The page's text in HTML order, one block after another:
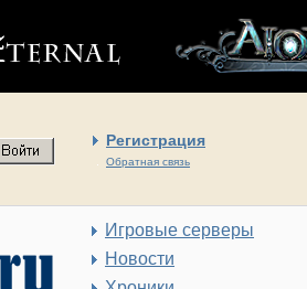
Регистрация
Обратная связь
Игровые серверы
Новости